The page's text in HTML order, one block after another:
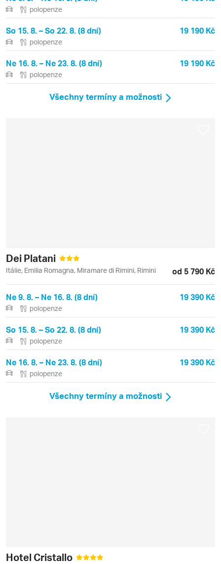
polopenze
So 15. 8. – So 22. 8. (8 dní) 19 190 Kč
polopenze
Ne 16. 8. – Ne 23. 8. (8 dní) 19 190 Kč
polopenze
Všechny termíny a možnosti
Dei Platani
Itálie, Emilia Romagna, Miramare di Rimini, Rimini od 5 790 Kč
Ne 9. 8. – Ne 16. 8. (8 dní) 19 390 Kč
polopenze
So 15. 8. – So 22. 8. (8 dní) 19 390 Kč
polopenze
Ne 16. 8. – Ne 23. 8. (8 dní) 19 390 Kč
polopenze
Všechny termíny a možnosti
Hotel Cristallo